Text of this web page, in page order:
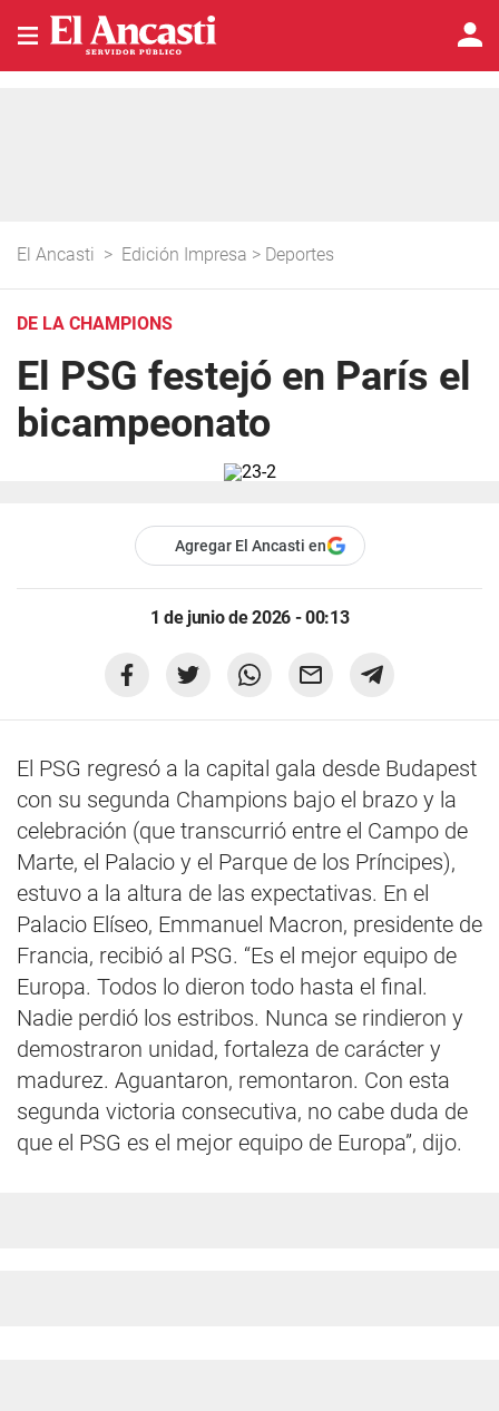
El Ancasti > Edición Impresa > Deportes
DE LA CHAMPIONS
El PSG festejó en París el
bicampeonato
Agregar El Ancasti en
1 de junio de 2026 - 00:13
El PSG regresó a la capital gala desde Budapest
con su segunda Champions bajo el brazo y la
celebración (que transcurrió entre el Campo de
Marte, el Palacio y el Parque de los Príncipes),
estuvo a la altura de las expectativas. En el
Palacio Elíseo, Emmanuel Macron, presidente de
Francia, recibió al PSG. “Es el mejor equipo de
Europa. Todos lo dieron todo hasta el final.
Nadie perdió los estribos. Nunca se rindieron y
demostraron unidad, fortaleza de carácter y
madurez. Aguantaron, remontaron. Con esta
segunda victoria consecutiva, no cabe duda de
que el PSG es el mejor equipo de Europa”, dijo.